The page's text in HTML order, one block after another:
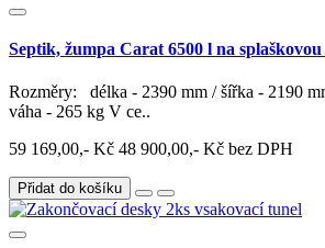
Septik, žumpa Carat 6500 l na
Rozměry: délka - 2390 mm / šířka - 2190
váha - 265 kg V ce..
59 169,00,- Kč 48 900,00,- Kč bez DPH
Přidat do košíku